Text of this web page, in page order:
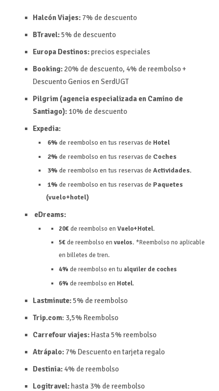
Halcón Viajes:7% de descuento
BTravel:5% de descuento
Europa Destinos:precios especiales
Booking:20% de descuento, 4% de reembolso +
Descuento Genios en SerdUGT
Pilgrim (agencia especializada en Camino de
Santiago):10% de descuento
Expedia:
6% de reembolso en tus reservas de Hotel
2% de reembolso en tus reservas de Coches
3% de reembolso en tus reservas deActividades.
1%de reembolso en tus reservas de Paquetes
(vuelo+hotel)
eDreams:
20€de reembolso en Vuelo+Hotel.
5€de reembolso en vuelos. *Reembolso no aplicable
en billetes de tren.
4% de reembolso en tu alquiler de coches
6% de reembolso en Hotel.
Lastminute:5% de reembolso
Trip.com: 3,5% Reembolso
Carrefour viajes: Hasta 5% reembolso
Atrápalo: 7% Descuento en tarjeta regalo
Destinia:4% de reembolso
Logitravel:hasta 3% de reembolso